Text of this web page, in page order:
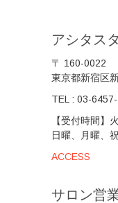
アシタス
〒 160-0022
東京都新宿区
TEL : 03-
【受付時間】
日曜、月曜、
ACCESS
サロン営